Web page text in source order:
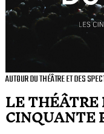
AUTOUR DU THÉÂTRE ET DES
LE
CINQUANTE